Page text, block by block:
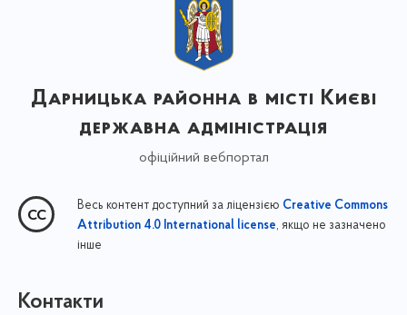
Дарницька районна в місті Києві
державна адміністрація
офіційний вебпортал
Весь контент доступний за ліцензією Creative Commons
Attribution 4.0 International license, якщо не зазначено
інше
Контакти